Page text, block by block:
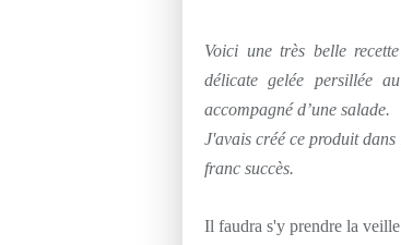
Voici une très belle
délicate gelée persillée
accompagné d’une salade.
J'avais créé ce produit
franc succès.
Il faudra s'y prendre la veille